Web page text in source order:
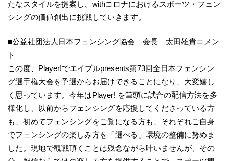
たなスタイルを提案し、withコロナにおけるスポーツ・フェン
シングの価値創出に挑戦していきます。
■公益社団法人日本フェンシング協会 会長 太田雄貴コメン
ト
この度、Player!でエイブルpresents第73回全日本フェンシン
グ選手権大会を予選からお届けできることになり、大変嬉し
く思っています。今年はPlayer! を筆頭に試合の配信方法を多
様化し、以前からフェンシングを応援してくださっている方
も、初めてフェンシングをご覧になる方も、それぞれご自身
でフェンシングの楽しみ方を「選べる」環境の整備に努めま
した。現地で観戦頂くことは残念ながら叶いませんが、その